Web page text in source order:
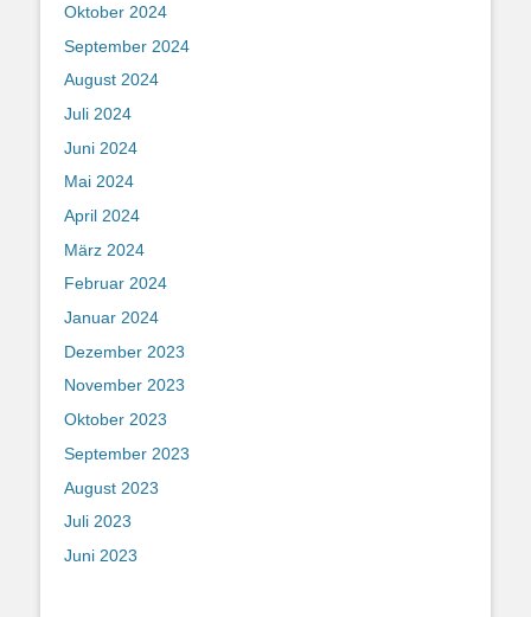
Oktober 2024
September 2024
August 2024
Juli 2024
Juni 2024
Mai 2024
April 2024
März 2024
Februar 2024
Januar 2024
Dezember 2023
November 2023
Oktober 2023
September 2023
August 2023
Juli 2023
Juni 2023